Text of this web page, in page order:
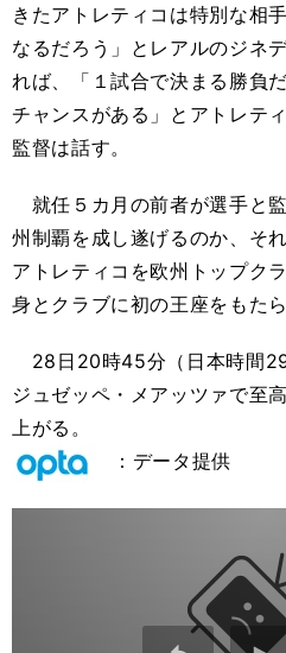
きたアトレティコは特別な相
なるだろう」とレアルのジネ
れば、「１試合で決まる勝負
チャンスがある」とアトレテ
監督は話す。
就任５カ月の前者が選手と
州制覇を成し遂げるのか、そ
アトレティコを欧州トップク
身とクラブに初の王座をもたら
28日20時45分（日本時間
ジュゼッペ・メアッツァで至
上がる。
：データ提供